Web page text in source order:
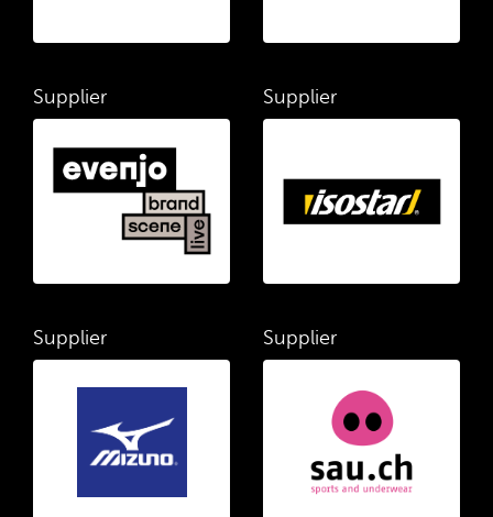
Supplier Supplier
Supplier Supplier